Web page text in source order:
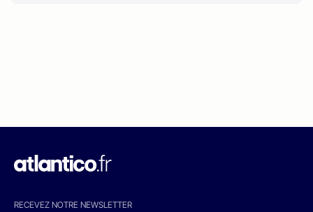
RECEVEZ NOTRE NEWSLETTER